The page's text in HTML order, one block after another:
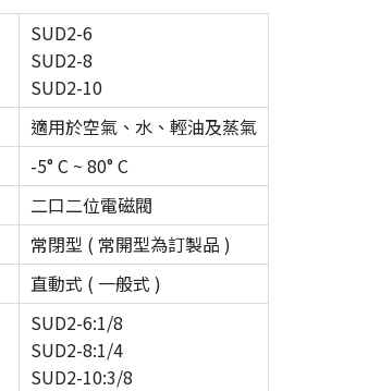
SUD2-6
SUD2-8
SUD2-10
適用於空氣、水、輕油及蒸氣
-5° C ~ 80° C
二口二位電磁閥
常閉型 ( 常開型為訂製品 )
直動式 ( 一般式 )
SUD2-6:1/8
SUD2-8:1/4
SUD2-10:3/8